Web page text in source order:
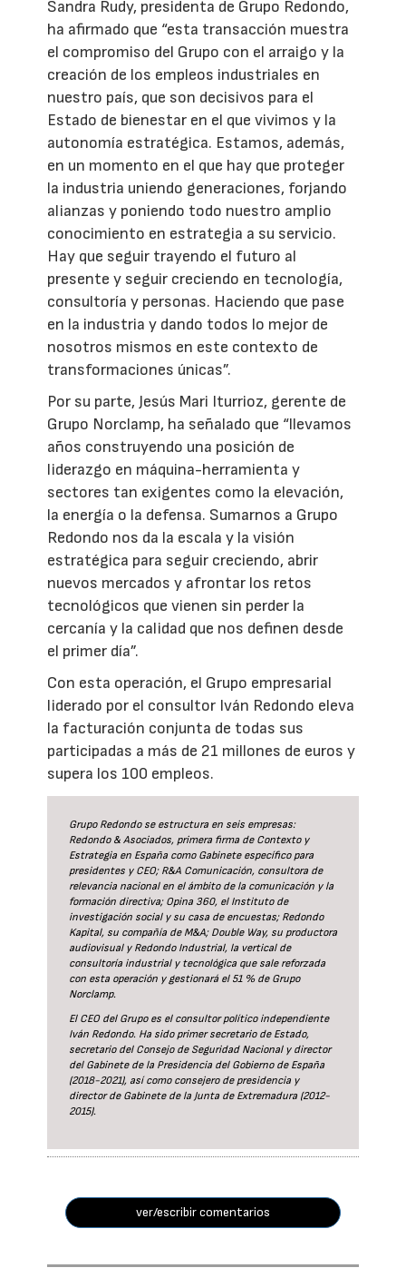
Sandra Rudy, presidenta de Grupo Redondo,
ha afirmado que “esta transacción muestra
el compromiso del Grupo con el arraigo y la
creación de los empleos industriales en
nuestro país, que son decisivos para el
Estado de bienestar en el que vivimos y la
autonomía estratégica. Estamos, además,
en un momento en el que hay que proteger
la industria uniendo generaciones, forjando
alianzas y poniendo todo nuestro amplio
conocimiento en estrategia a su servicio.
Hay que seguir trayendo el futuro al
presente y seguir creciendo en tecnología,
consultoría y personas. Haciendo que pase
en la industria y dando todos lo mejor de
nosotros mismos en este contexto de
transformaciones únicas”.
Por su parte, Jesús Mari Iturrioz, gerente de
Grupo Norclamp, ha señalado que “llevamos
años construyendo una posición de
liderazgo en máquina-herramienta y
sectores tan exigentes como la elevación,
la energía o la defensa. Sumarnos a Grupo
Redondo nos da la escala y la visión
estratégica para seguir creciendo, abrir
nuevos mercados y afrontar los retos
tecnológicos que vienen sin perder la
cercanía y la calidad que nos definen desde
el primer día”.
Con esta operación, el Grupo empresarial
liderado por el consultor Iván Redondo eleva
la facturación conjunta de todas sus
participadas a más de 21 millones de euros y
supera los 100 empleos.
Grupo Redondo se estructura en seis empresas:
Redondo & Asociados, primera firma de Contexto y
Estrategia en España como Gabinete específico para
presidentes y CEO; R&A Comunicación, consultora de
relevancia nacional en el ámbito de la comunicación y la
formación directiva; Opina 360, el Instituto de
investigación social y su casa de encuestas; Redondo
Kapital, su compañía de M&A; Double Way, su productora
audiovisual y Redondo Industrial, la vertical de
consultoría industrial y tecnológica que sale reforzada
con esta operación y gestionará el 51 % de Grupo
Norclamp.
El CEO del Grupo es el consultor político independiente
Iván Redondo. Ha sido primer secretario de Estado,
secretario del Consejo de Seguridad Nacional y director
del Gabinete de la Presidencia del Gobierno de España
(2018-2021), así como consejero de presidencia y
director de Gabinete de la Junta de Extremadura (2012-
2015).
ver/escribir comentarios